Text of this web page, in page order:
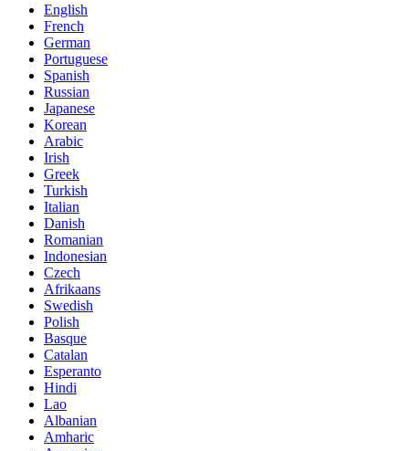
English
French
German
Portuguese
Spanish
Russian
Japanese
Korean
Arabic
Irish
Greek
Turkish
Italian
Danish
Romanian
Indonesian
Czech
Afrikaans
Swedish
Polish
Basque
Catalan
Esperanto
Hindi
Lao
Albanian
Amharic